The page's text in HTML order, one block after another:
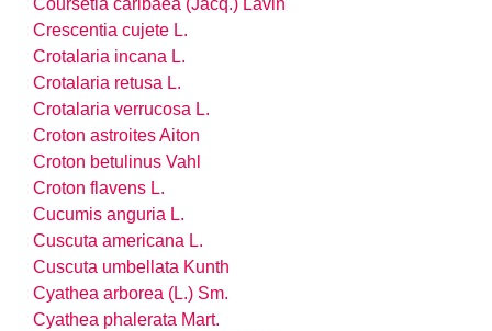
Coursetia caribaea (Jacq.) Lavin
Crescentia cujete L.
Crotalaria incana L.
Crotalaria retusa L.
Crotalaria verrucosa L.
Croton astroites Aiton
Croton betulinus Vahl
Croton flavens L.
Cucumis anguria L.
Cuscuta americana L.
Cuscuta umbellata Kunth
Cyathea arborea (L.) Sm.
Cyathea phalerata Mart.